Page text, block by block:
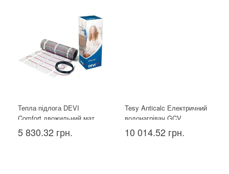
Тепла підлога DEVI
Comfort двожильний мат
150T 1.5 м²
5 830.32 грн.
Tesy Anticalc Електричний
водонагрівач GCV
1004424D B14 TBR, 100л
10 014.52 грн.